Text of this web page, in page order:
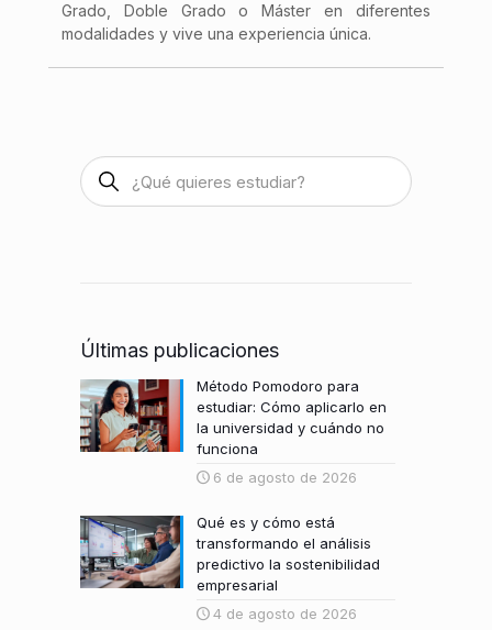
Grado, Doble Grado o Máster en diferentes
modalidades y vive una experiencia única.
Últimas publicaciones
Método Pomodoro para
estudiar: Cómo aplicarlo en
la universidad y cuándo no
funciona
6 de agosto de 2026
Qué es y cómo está
transformando el análisis
predictivo la sostenibilidad
empresarial
4 de agosto de 2026